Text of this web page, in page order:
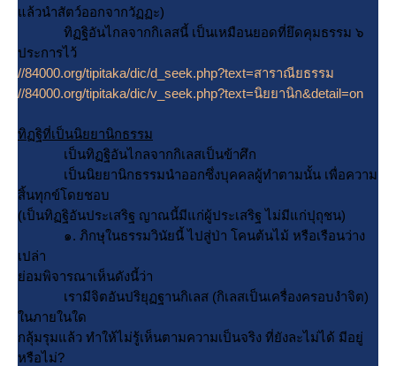
ล้วนำสัตว์ออกจากวัฏฏะ)
ทิฏฐิอันไกลจากกิเลสนี้ เป็นเหมือนยอดที่ยึดคุมธรรม ๖
ประการไว้
//84000.org/tipitaka/dic/d_seek.php?text=สาราณียธรรม
//84000.org/tipitaka/dic/v_seek.php?text=นิยยานิก&detail=on
ทิฏฐิที่เป็นนิยยานิกธรรม
เป็นทิฏฐิอันไกลจากกิเลสเป็นข้าศึก
เป็นนิยยานิกธรรมนำออกซึ่งบุคคลผู้ทำตามนั้น เพื่อความ
สิ้นทุกข์โดยชอบ
(เป็นทิฏฐิอันประเสริฐ ญาณนี้มีแก่ผู้ประเสริฐ ไม่มีแก่ปุถุชน)
๑. ภิกษุในธรรมวินัยนี้ ไปสู่ป่า โคนต้นไม้ หรือเรือนว่าง
เปล่า
่อมพิจารณาเห็นดังนี้ว่า
เรามีจิตอันปริยุฏฐานกิเลส (กิเลสเป็นเครื่องครอบงำจิต)
นภายในใด
กลุ้มรุมแล้ว ทำให้ไม่รู้เห็นตามความเป็นจริง ที่ยังละไม่ได้ มีอยู่
หรือไม่?